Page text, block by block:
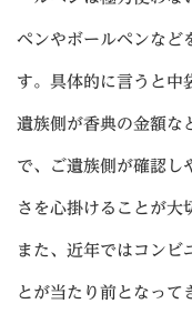
ペンやボールペンなど
す。具体的に言うと中
遺族側が香典の金額な
で、ご遺族側が確認し
さを心掛けることが大
また、近年ではコンビ
とが当たり前となって